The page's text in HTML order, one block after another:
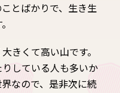
とばかりで、生き生
きくて高い山です。
している人も多いか
なので、是非次に続